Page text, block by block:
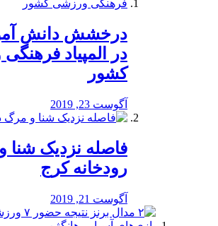
درخشش دانش
در المپیاد
کشور
آگوست 23, 2019
️فاصله نزدیک شنا
رودخانه کرج
آگوست 21, 2019